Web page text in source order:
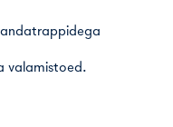
valamistoed.